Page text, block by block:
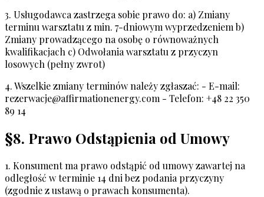
3. Usługodawca zastrzega sobie prawo do: a) Zmiany
terminu warsztatu z min. 7-dniowym wyprzedzeniem b)
Zmiany prowadzącego na osobę o równoważnych
kwalifikacjach c) Odwołania warsztatu z przyczyn
losowych (pełny zwrot)
4. Wszelkie zmiany terminów należy zgłaszać: - E-mail:
rezerwacje@affirmationenergy.com - Telefon: +48 22 350
89 14
§8. Prawo Odstąpienia od Umowy
1. Konsument ma prawo odstąpić od umowy zawartej na
odległość w terminie 14 dni bez podania przyczyny
(zgodnie z ustawą o prawach konsumenta).